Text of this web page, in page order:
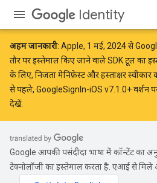
Identity
अहम जानकारी: Apple, 1 मई, 2024से
तौर पर इस्तेमाल किए जाने वाले SDK टूल का
के लिए, निजता मेनिफ़ेस्ट और हस्ताक्षरस्वीकार
से पहले, GoogleSignIn-iOS v7.1.0+ वर्शन
देखें.
Google आपकी पसंदीदा भाषा में कॉन्टेंट का
टेक्नोलॉजी का इस्तेमाल करता है. एआई से मिले